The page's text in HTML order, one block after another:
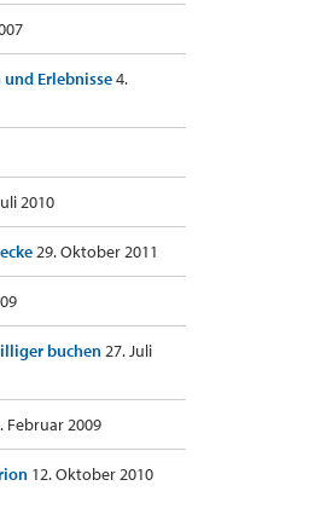
Erlebnisse4.
2010
29. Oktober 2011
buchen27. Juli
Februar 2009
12. Oktober 2010